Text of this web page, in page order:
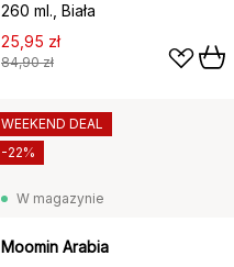
260 ml., Biała
25,95 zł
84,90 zł
W magazynie
Moomin Arabia
WEEKEND DEAL
-22%